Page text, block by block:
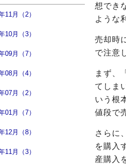
11月（2）
10月（3）
09月（7）
08月（4）
07月（2）
01月（7）
12月（8）
11月（3）
想でき
ような
売却時
で注意
まず、
てしま
いう根
値段で
さらに
を購入
産購入